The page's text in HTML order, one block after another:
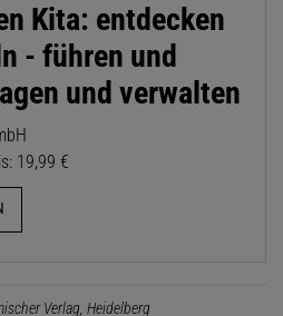
Kita: entdecken
- führen und
und verwalten
19,99 €
Verlag, Heidelberg